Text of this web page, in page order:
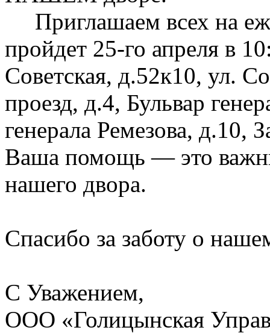
Приглашаем всех на
пройдет 25-го апреля в
Советская, д.52к10, ул.
проезд, д.4, Бульвар
генерала Ремезова, д.10,
Ваша помощь — это
нашего двора.
Спасибо за заботу о
С Уважением,
ООО «Голицынская